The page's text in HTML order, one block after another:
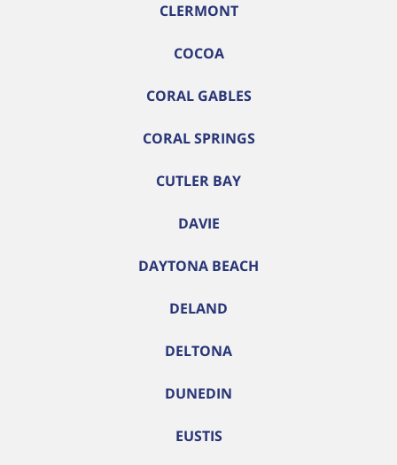
CLERMONT
COCOA
CORAL GABLES
CORAL SPRINGS
CUTLER BAY
DAVIE
DAYTONA BEACH
DELAND
DELTONA
DUNEDIN
EUSTIS